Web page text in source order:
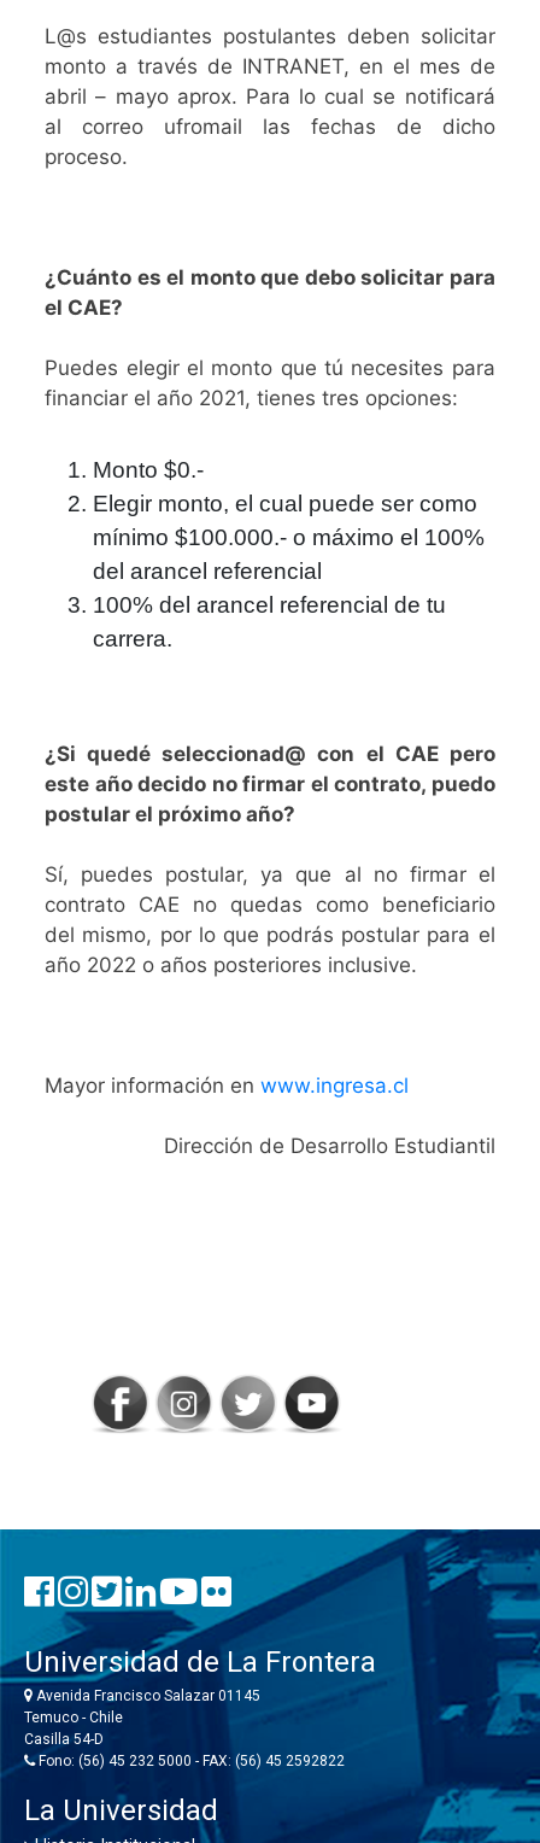
L@s estudiantes postulantes deben solicitar
monto a través de INTRANET, en el mes de
abril – mayo aprox. Para lo cual se notificará
al correo ufromail las fechas de dicho
proceso.
¿Cuánto es el monto que debo solicitar para
el CAE?
Puedes elegir el monto que tú necesites para
financiar el año 2021, tienes tres opciones:
Monto $0.-
Elegir monto, el cual puede ser como
mínimo $100.000.- o máximo el 100%
del arancel referencial
100% del arancel referencial de tu
carrera.
¿Si quedé seleccionad@ con el CAE pero
este año decido no firmar el contrato, puedo
postular el próximo año?
Sí, puedes postular, ya que al no firmar el
contrato CAE no quedas como beneficiario
del mismo, por lo que podrás postular para el
año 2022 o años posteriores inclusive.
Mayor información enwww.ingresa.cl
Dirección de Desarrollo Estudiantil
Universidad de La Frontera
Avenida Francisco Salazar 01145
Temuco - Chile
Casilla 54-D
Fono: (56) 45 232 5000 - FAX: (56) 45 2592822
La Universidad